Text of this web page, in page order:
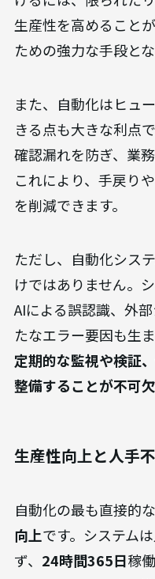
生産性を高めること
ための強力な手段とな
また、自動化はヒュ
きる点も大きな利点
確認漏れを防ぎ、業
これにより、手戻り
を削減できます。
ただし、自動化シス
けではありません。
AIによる誤認識、外
たなエラー要因も生ま
定期的な監視や検証
整備することが不可
生産性向上と人手
自動化の最も直接的な
向上です。システム
ず、 24時間365日稼